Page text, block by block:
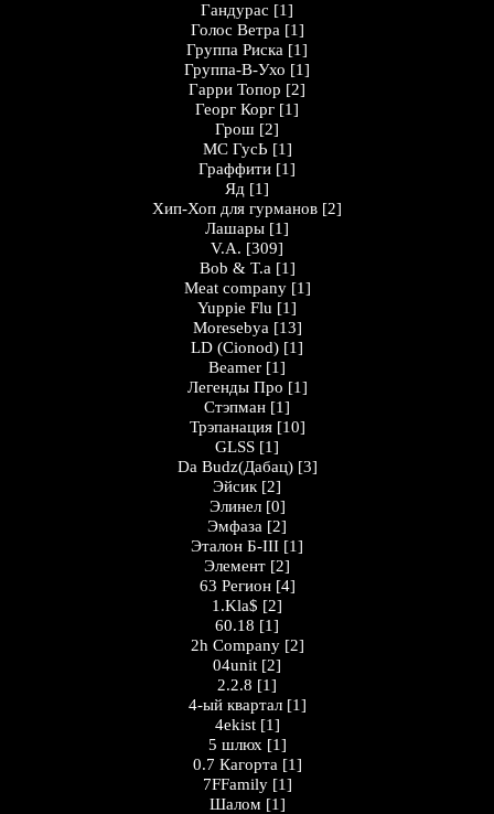
Гандурас [1]
Голос Ветра [1]
Группа Риска [1]
Группа-В-Ухо [1]
Гарри Топор [2]
Георг Корг [1]
Грош [2]
MC ГусЬ [1]
Граффити [1]
Яд [1]
Хип-Хоп для гурманов [2]
Лашары [1]
V.A. [309]
Bob & T.a [1]
Meat company [1]
Yuppie Flu [1]
Moresebya [13]
LD (Cionod) [1]
Beamer [1]
Легенды Про [1]
Стэпман [1]
Трэпанация [10]
GLSS [1]
Da Budz(Дабац) [3]
Эйсик [2]
Элинел [0]
Эмфаза [2]
Эталон Б-III [1]
Элемент [2]
63 Регион [4]
1.Kla$ [2]
60.18 [1]
2h Company [2]
04unit [2]
2.2.8 [1]
4-ый квартал [1]
4ekist [1]
5 шлюх [1]
0.7 Кагорта [1]
7FFamily [1]
Шалом [1]